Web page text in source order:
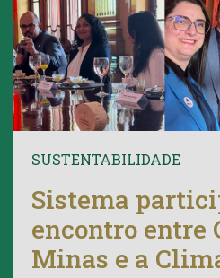
SUSTENTABILIDADE
Sistema
encontro entre
Minas e a